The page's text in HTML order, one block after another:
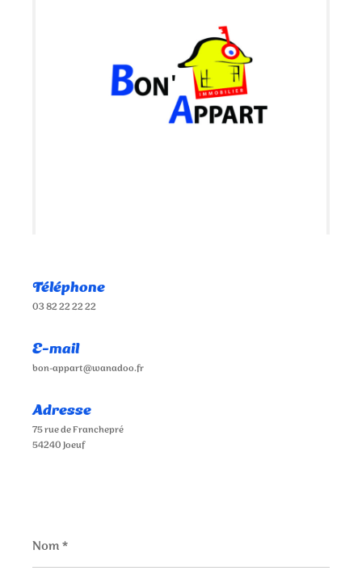
Téléphone
03 82 22 22 22
E-mail
bon-appart@wanadoo.fr
Adresse
75 rue de Franchepré
54240 Joeuf
*